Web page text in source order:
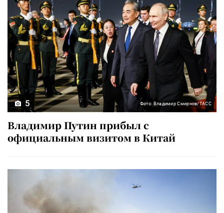
5 Фото: Владимир Смирнов/ТАСС
Владимир Путин прибыл с
официальным визитом в Китай